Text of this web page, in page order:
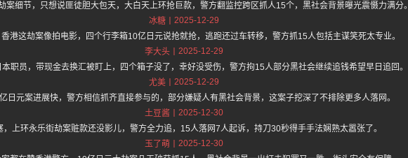
案细节，只想说匪徒胆大包天，大白天上环抢巨款，警方翻监控跨区抓人15个，黑社会背景曝光震慑力满分。
冰糖
2025-12-29
港这劫案像拍电影，四个行李箱10亿日元说抢就抢，逃跑还过车转移，警方抓15人包括主谋笑死太专业。
李大头
2025-12-29
职员，带现金去换汇被盯上，四个箱子没了，幸好没受伤，警方拘15人部分黑社会继续追钱希望早日追回。
尤美
2025-12-29
日元案进展快，警方相信抓齐直接参与的，部分嫌疑人有黑社会背景，这案子挖深了不排除更多人落网。
土豆酱
2025-12-30
，上环永乐街劫案赃款还没影儿，警方全力追，15人落网7人起诉，持刀30秒得手手法娴熟太嚣张了。
玉了萌
2025-12-30